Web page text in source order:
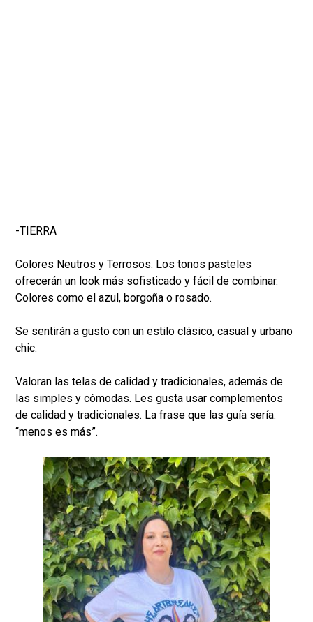
-TIERRA
Colores Neutros y Terrosos: Los tonos pasteles
ofrecerán un look más sofisticado y fácil de combinar.
Colores como el azul, borgoña o rosado.
Se sentirán a gusto con un estilo clásico, casual y urbano
chic.
Valoran las telas de calidad y tradicionales, además de
las simples y cómodas. Les gusta usar complementos
de calidad y tradicionales. La frase que las guía sería:
“menos es más”.